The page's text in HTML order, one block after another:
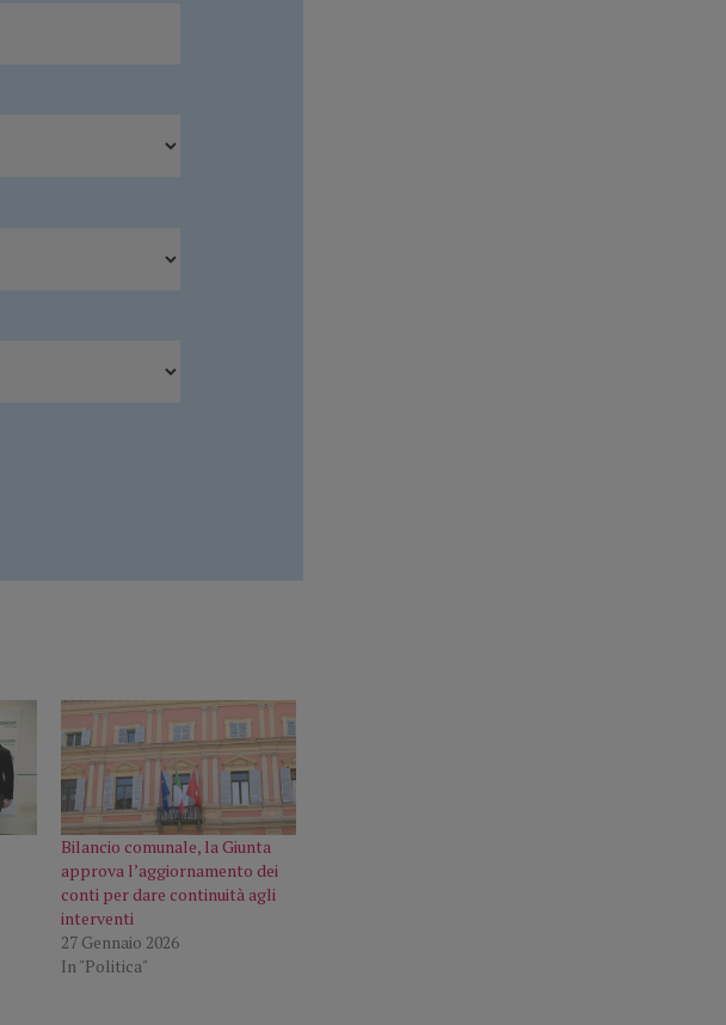
Bilancio comunale, la Giunta
approva l’aggiornamento dei
conti per dare continuità agli
interventi
27 Gennaio 2026
In "Politica"